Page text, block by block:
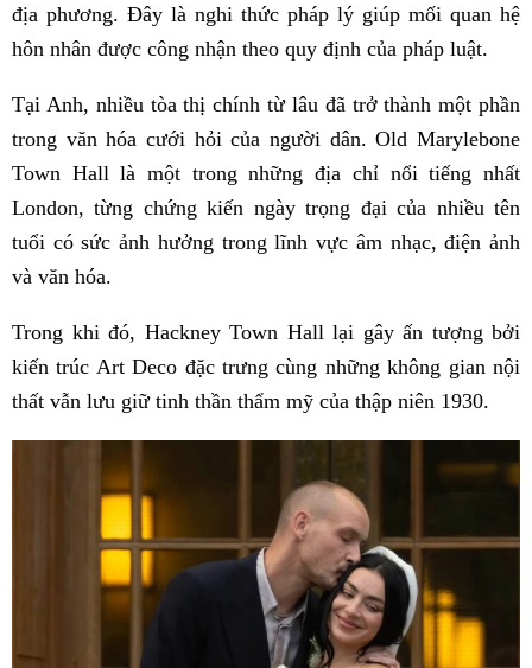
địa phương. Đây là nghi thức pháp lý giúp mối quan hệ
hôn nhân được công nhận theo quy định của pháp luật.
Tại Anh, nhiều tòa thị chính từ lâu đã trở thành một phần
trong văn hóa cưới hỏi của người dân. Old Marylebone
Town Hall là một trong những địa chỉ nổi tiếng nhất
London, từng chứng kiến ngày trọng đại của nhiều tên
tuổi có sức ảnh hưởng trong lĩnh vực âm nhạc, điện ảnh
và văn hóa.
Trong khi đó, Hackney Town Hall lại gây ấn tượng bởi
kiến trúc Art Deco đặc trưng cùng những không gian nội
thất vẫn lưu giữ tinh thần thẩm mỹ của thập niên 1930.